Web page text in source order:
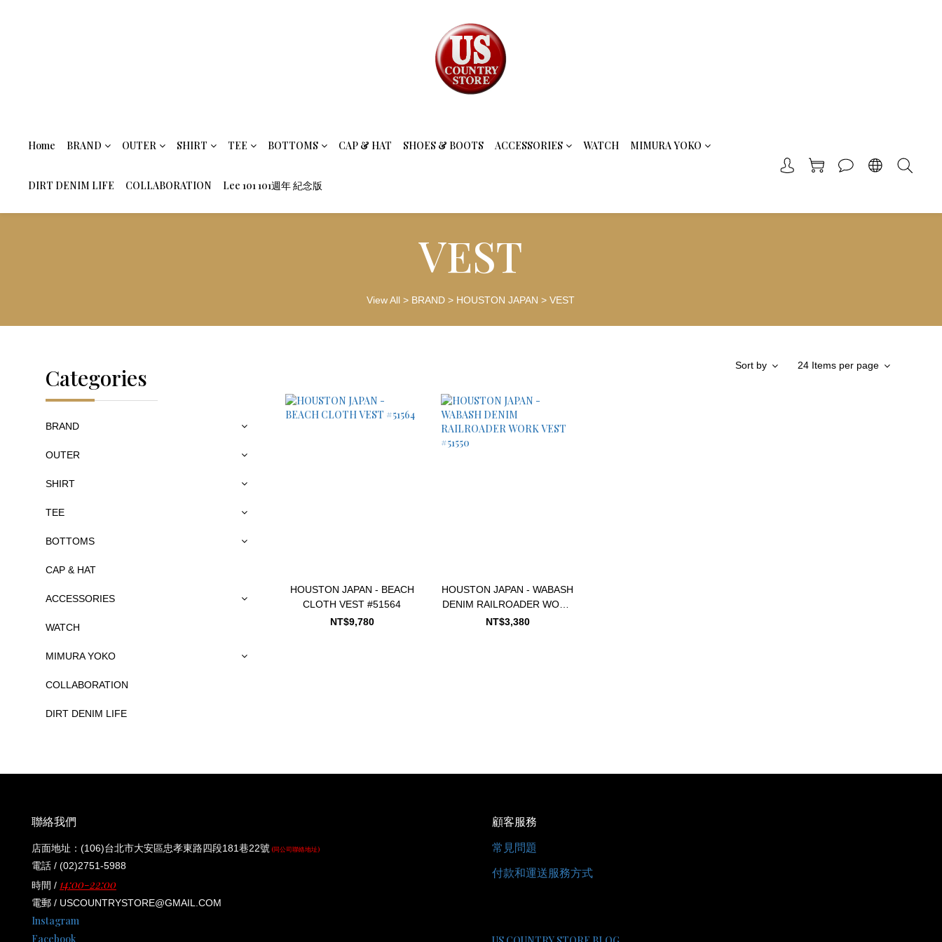
Home BRAND OUTER SHIRT TEE BOTTOMS CAP & HAT SHOES & BOOTS ACCESSORIES WATCH MIMURA YOKO
DIRT DENIM LIFE COLLABORATION Lee 101 101週年 紀念版
VEST
View All > BRAND > HOUSTON JAPAN >VEST
Categories
BRAND
OUTER
SHIRT
TEE
BOTTOMS
CAP & HAT
ACCESSORIES
WATCH
MIMURA YOKO
COLLABORATION
DIRT DENIM LIFE
Sort by 24 Items per page
HOUSTON JAPAN - BEACH
CLOTH VEST #51564
NT$9,780
HOUSTON JAPAN - WABASH
DENIM RAILROADER WORK
VEST #51550
NT$3,380
聯絡我們
店面地址：(106)台北市大安區忠孝東路四段181巷22號 (同公司聯絡地址)
電話 / (02)2751-5988
時間 / 14:00-22:00
電郵 / USCOUNTRYSTORE@GMAIL.COM
Instagram
Facebook
顧客服務
常見問題
付款和運送服務方式